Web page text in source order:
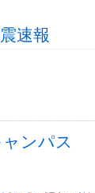
速報
ンパス